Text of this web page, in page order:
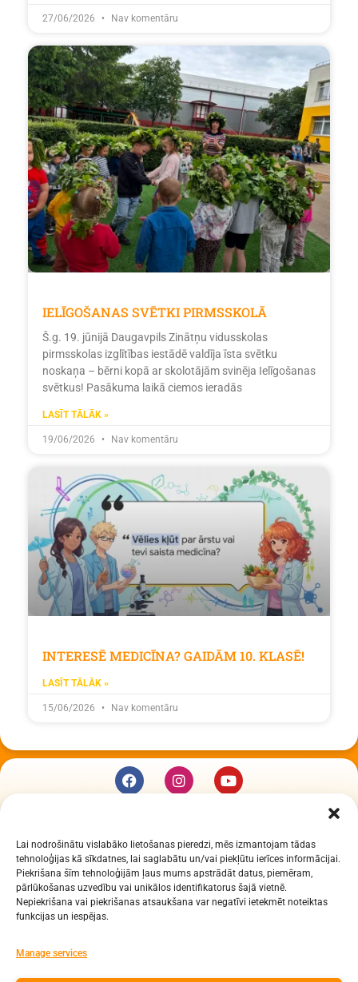
Lai nodrošinātu vislabāko lietošanas pieredzi, mēs izmantojam tādas
tehnoloģijas kā sīkdatnes, lai saglabātu un/vai piekļūtu ierīces informācijai.
Piekrišana šīm tehnoloģijām ļaus mums apstrādāt datus, piemēram,
pārlūkošanas uzvedību vai unikālos identifikatorus šajā vietnē.
Nepiekrišana vai piekrišanas atsaukšana var negatīvi ietekmēt noteiktas
funkcijas un iespējas.
Manage services
27/06/2026 Nav komentāru
IELĪGOŠANAS SVĒTKI PIRMSSKOLĀ
Š.g. 19. jūnijā Daugavpils Zinātņu vidusskolas
pirmsskolas izglītības iestādē valdīja īsta svētku
noskaņa – bērni kopā ar skolotājām svinēja Ielīgošanas
svētkus! Pasākuma laikā ciemos ieradās
LASĪT TĀLĀK »
19/06/2026 Nav komentāru
INTERESĒ MEDICĪNA? GAIDĀM 10. KLASĒ!
LASĪT TĀLĀK »
15/06/2026 Nav komentāru
Daugavpils Zinātņu vidusskola
Raiņa iela 30, Daugavpils, LV-5401
Reģ. Nr. 2713903513 (IZM)
Daugavpils valstspilsētas pašvaldība 90000077325